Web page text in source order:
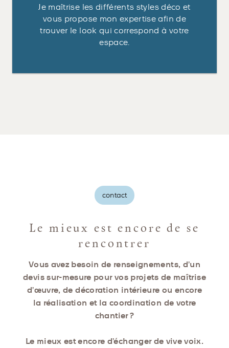
Je maîtrise les différents styles déco et
vous propose mon expertise afin de
trouver le look qui correspond à votre
espace.
contact
Le mieux est encore de se
rencontrer
Vous avez besoin de renseignements, d’un
devis sur-mesure pour vos projets de maîtrise
d’œuvre, de décoration intérieure ou encore
la réalisation et la coordination de votre
chantier ?
Le mieux est encore d’échanger de vive voix.